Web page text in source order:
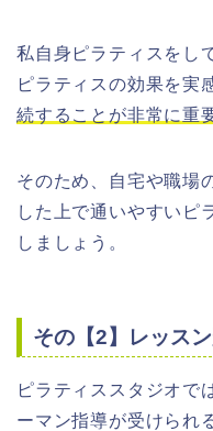
私自身ピラティスをし
ピラティスの効果を実
続することが非常に重
そのため、自宅や職場
した上で通いやすいピ
しましょう。
その【2】レッス
ピラティススタジオで
ーマン指導が受けられ